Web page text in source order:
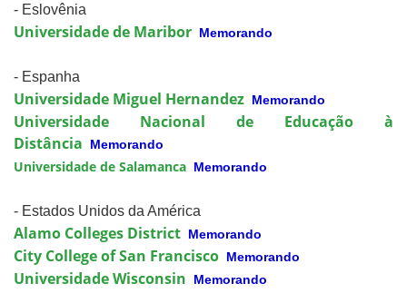
- Eslovênia
Universidade de Maribor Memorando
- Espanha
Universidade Miguel Hernandez Memorando
Universidade Nacional de Educação à
Distância
Memorando
Universidade de Salamanca Memorando
- Estados Unidos da América
Alamo Colleges District Memorando
City College of San Francisco Memorando
Universidade Wisconsin Memorando